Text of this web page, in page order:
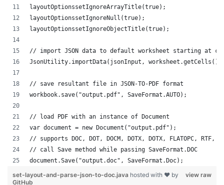
layoutOptionssetIgnoreArrayTitle(true);
layoutOptionssetIgnoreNull(true);
layoutOptionssetIgnoreObjectTitle(true);
// import JSON data to default worksheet starting at
JsonUtility.importData(jsonInput,
// save resultant file in JSON-TO-PDF format
workbook.save("output.pdf", SaveFormat.AUTO);
// load PDF with an instance of Document
var document = new Document("output.pdf");
// supports DOC, DOT, DOCM, DOTX, DOTX, FLATOPC,
// call Save method while passing SaveFormat.DOC
document.Save("output.doc", SaveFormat.Doc);
view raw
set-layout-and-parse-json-to-doc.java hosted with ❤ by
GitHub